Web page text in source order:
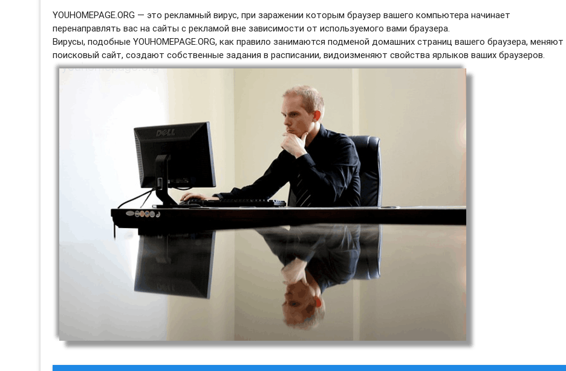
YOUHOMEPAGE.ORG — это рекламный вирус, при заражении которым браузер вашего компьютера начинает
перенаправлять вас на сайты с рекламой вне зависимости от используемого вами браузера.
Вирусы, подобные YOUHOMEPAGE.ORG, как правило занимаются подменой домашних страниц вашего браузера, меняют
поисковый сайт, создают собственные задания в расписании, видоизменяют свойства ярлыков ваших браузеров.